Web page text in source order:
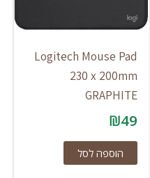
Logitech Mouse Pad
230 x 200mm
GRAPHITE
₪49
הוספה לסל